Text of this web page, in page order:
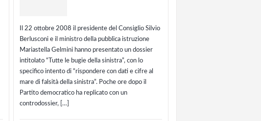
Il 22 ottobre 2008 il presidente del Consiglio Silvio
Berlusconi e il ministro della pubblica istruzione
Mariastella Gelmini hanno presentato un dossier
intitolato “Tutte le bugie della sinistra”, con lo
specifico intento di “rispondere con dati e cifre al
mare di falsità della sinistra”. Poche ore dopo il
Partito democratico ha replicato con un
controdossier, […]